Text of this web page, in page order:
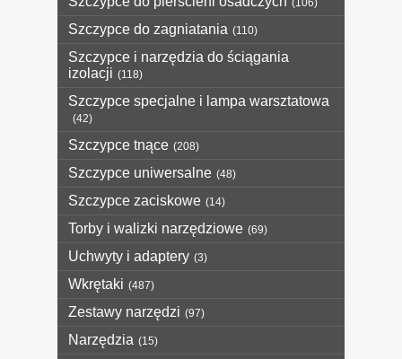
(106)
Szczypce do zagniatania (110)
Szczypce i narzędzia do ściągania
izolacji (118)
Szczypce specjalne i lampa warsztatowa
(42)
Szczypce tnące (208)
Szczypce uniwersalne (48)
Szczypce zaciskowe (14)
Torby i walizki narzędziowe (69)
Uchwyty i adaptery (3)
Wkrętaki (487)
Zestawy narzędzi (97)
Narzędzia (15)